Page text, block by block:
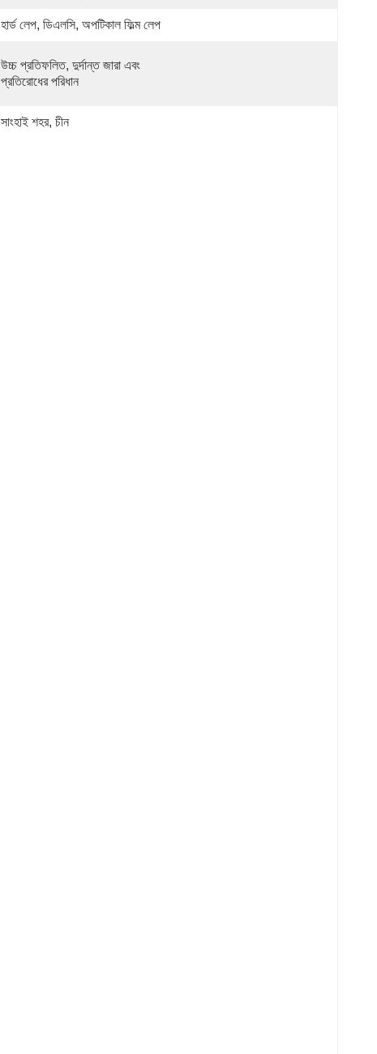
হার্ড লেপ, ডিএলসি, অপটিকাল ফিল্ম লেপ
উচ্চ প্রতিফলিত, দুর্দান্ত জারা এবং
প্রতিরোধের পরিধান
সাংহাই শহর, চীন